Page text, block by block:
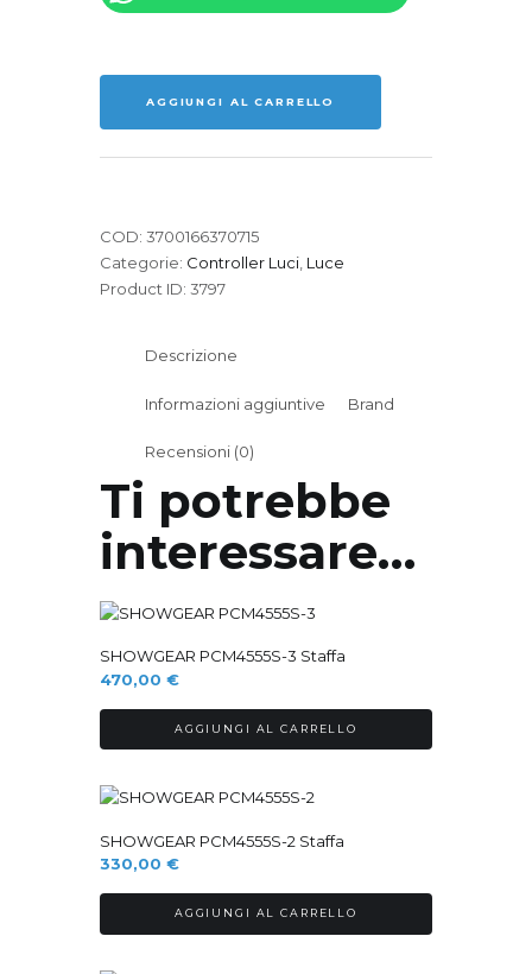
DMX
AGGIUNGI AL CARRELLO
COD: 3700166370715
Categorie: Controller Luci Luce
Product ID: 3797
Descrizione
Informazioni aggiuntive Brand
Recensioni (0)
Ti potrebbe
interessare…
SHOWGEAR PCM4555S-3 Staffa
470,00 €
AGGIUNGI AL CARRELLO
SHOWGEAR PCM4555S-2 Staffa
330,00 €
AGGIUNGI AL CARRELLO